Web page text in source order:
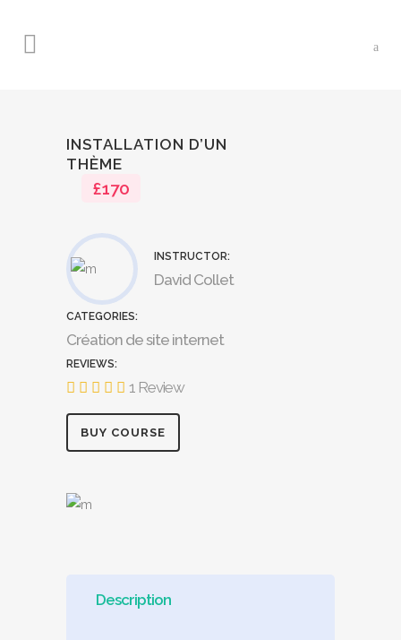
INSTALLATION D’UN
THÈME
£170
INSTRUCTOR:
David Collet
CATEGORIES:
Création de site internet
REVIEWS:
1 Review
BUY COURSE
Description